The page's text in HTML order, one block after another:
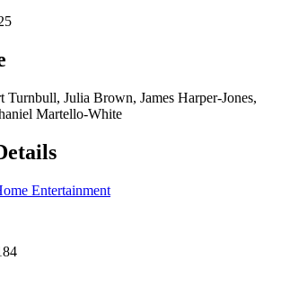
Turnbull, Julia Brown, James Harper-Jones,
Martello-White
Entertainment